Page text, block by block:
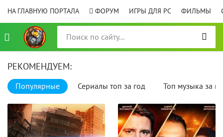
НА ГЛАВНУЮ ПОРТАЛА ФОРУМ ИГРЫ ДЛЯ PC ФИЛЬМЫ
РЕКОМЕНДУЕМ:
Популярные Сериалы топ за год Топ музыка за